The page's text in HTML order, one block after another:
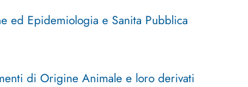
ed Epidemiologia e Sanita Pubblica
di Origine Animale e loro derivati